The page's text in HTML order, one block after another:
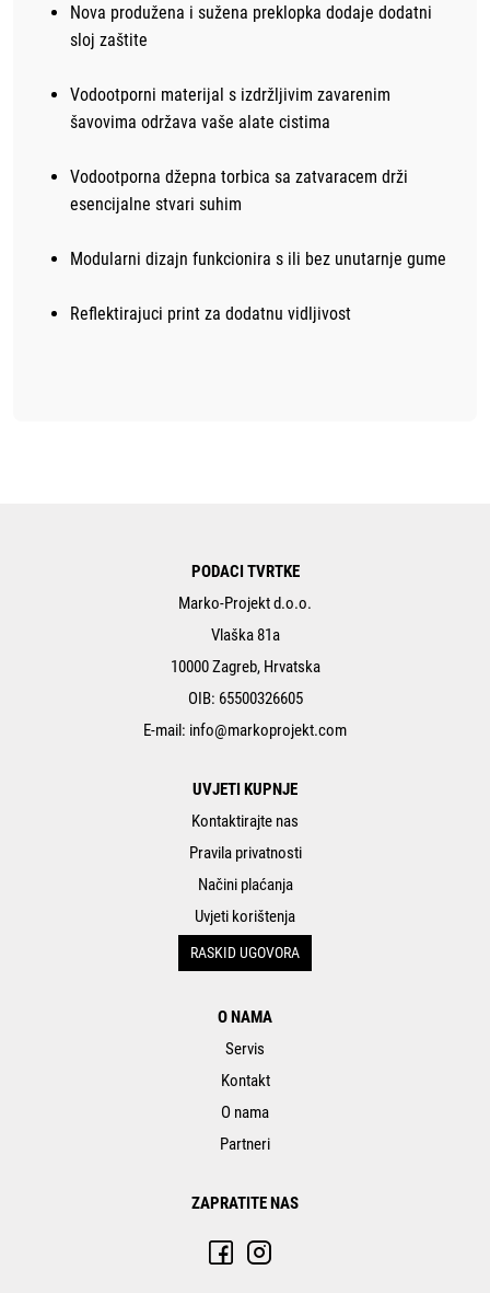
Nova produžena i sužena preklopka dodaje dodatni
sloj zaštite
Vodootporni materijal s izdržljivim zavarenim
šavovima održava vaše alate cistima
Vodootporna džepna torbica sa zatvaracem drži
esencijalne stvari suhim
Modularni dizajn funkcionira s ili bez unutarnje gume
Reflektirajuci print za dodatnu vidljivost
PODACI TVRTKE
Marko-Projekt d.o.o.
Vlaška 81a
10000 Zagreb, Hrvatska
OIB: 65500326605
E-mail: info@markoprojekt.com
UVJETI KUPNJE
Kontaktirajte nas
Pravila privatnosti
Načini plaćanja
Uvjeti korištenja
RASKID UGOVORA
O NAMA
Servis
Kontakt
O nama
Partneri
ZAPRATITE NAS